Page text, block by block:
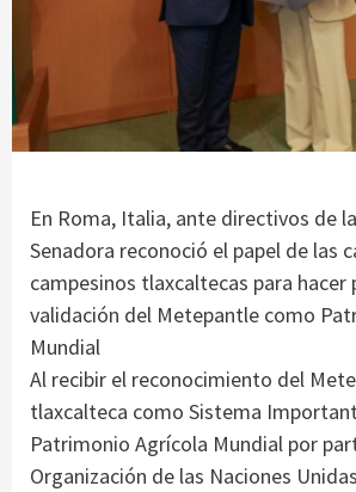
En Roma, Italia, ante directivos de
Senadora reconoció el papel de las
campesinos tlaxcaltecas para hacer
validación del Metepantle como
Mundial
Al recibir el reconocimiento del
tlaxcalteca como Sistema
Patrimonio Agrícola Mundial por
Organización de las Naciones